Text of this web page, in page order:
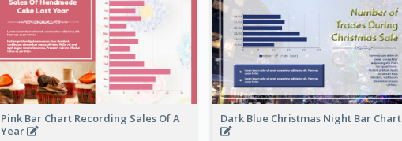
Pink Bar Chart Recording Sales Of A
Year
Dark Blue Christmas Night Bar Chart